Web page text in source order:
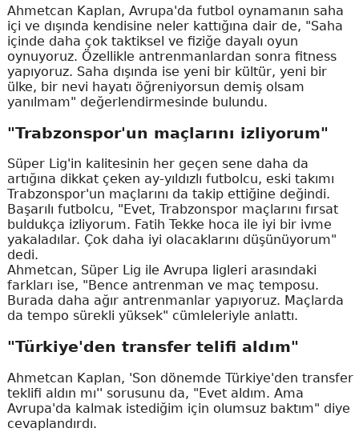
Ahmetcan Kaplan, Avrupa'da futbol oynamanın saha
içi ve dışında kendisine neler kattığına dair de, "Saha
içinde daha çok taktiksel ve fiziğe dayalı oyun
oynuyoruz. Özellikle antrenmanlardan sonra fitness
yapıyoruz. Saha dışında ise yeni bir kültür, yeni bir
ülke, bir nevi hayatı öğreniyorsun demiş olsam
yanılmam" değerlendirmesinde bulundu.
"Trabzonspor'un maçlarını izliyorum"
Süper Lig'in kalitesinin her geçen sene daha da
artığına dikkat çeken ay-yıldızlı futbolcu, eski takımı
Trabzonspor'un maçlarını da takip ettiğine değindi.
Başarılı futbolcu, "Evet, Trabzonspor maçlarını fırsat
buldukça izliyorum. Fatih Tekke hoca ile iyi bir ivme
yakaladılar. Çok daha iyi olacaklarını düşünüyorum"
dedi.
Ahmetcan, Süper Lig ile Avrupa ligleri arasındaki
farkları ise, "Bence antrenman ve maç temposu.
Burada daha ağır antrenmanlar yapıyoruz. Maçlarda
da tempo sürekli yüksek" cümleleriyle anlattı.
"Türkiye'den transfer telifi aldım"
Ahmetcan Kaplan, 'Son dönemde Türkiye'den transfer
teklifi aldın mı'' sorusunu da, "Evet aldım. Ama
Avrupa'da kalmak istediğim için olumsuz baktım" diye
cevaplandırdı.